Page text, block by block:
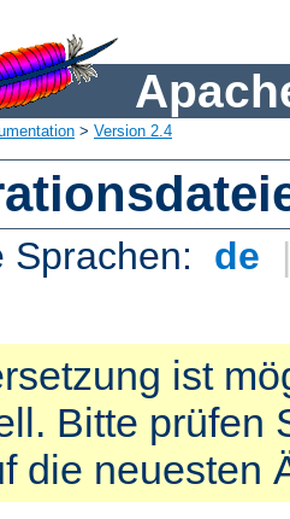
> Version 2.4
Sprachen: de
ist
Bitte prüfen
die neuesten